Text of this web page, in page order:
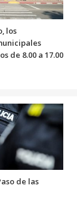
los
de 8.00 a 17.00
de las